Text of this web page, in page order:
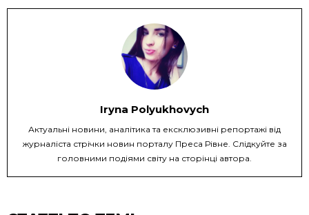
Iryna Polyukhovych
Актуальні новини, аналітика та ексклюзивні репортажі від
журналіста стрічки новин порталу Преса Рівне. Слідкуйте за
головними подіями світу на сторінці автора.